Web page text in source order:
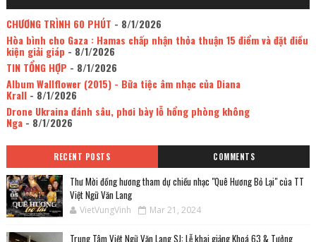
CHƯƠNG TRÌNH 60 PHÚT - 8/1/2026
Hòa bình cho Gaza : Hamas chấp nhận thỏa thuận 15 điểm và đặt điều
kiện giải giáp - 8/1/2026
TIN TỔNG HỢP - 8/1/2026
Album Wallflower (2015) - Bữa tiệc âm nhạc của Diana
Krall- 8/1/2026
Drone Ukraina đánh sâu, phơi bày lỗ hổng phòng không
Nga- 8/1/2026
RECENT POSTS COMMENTS
Thư Mời đồng hương tham dự chiều nhạc "Quê Hương Bỏ Lại" của TT
Việt Ngữ Văn Lang
VietVungVinh Mar 21, 2024
Trung Tâm Việt Ngữ Văn Lang SJ: Lễ khai giảng Khoá 63 & Tưởng